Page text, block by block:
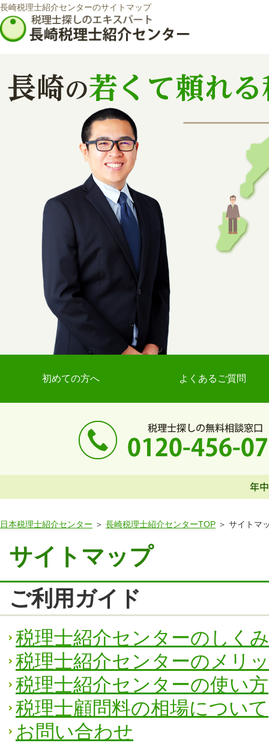
長崎税理士紹介センターのサイトマップ
初めての方へ よくあるご質問
日本税理士紹介センター 長崎税理士紹介センターTOP サイトマ
サイトマップ
ご利用ガイド
税理士紹介センターのしくみ
税理士紹介センターのメリ
税理士紹介センターの使い方
税理士顧問料の相場について
お問い合わせ